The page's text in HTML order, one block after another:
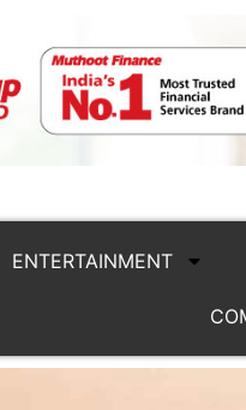
ENTERTAINMENT